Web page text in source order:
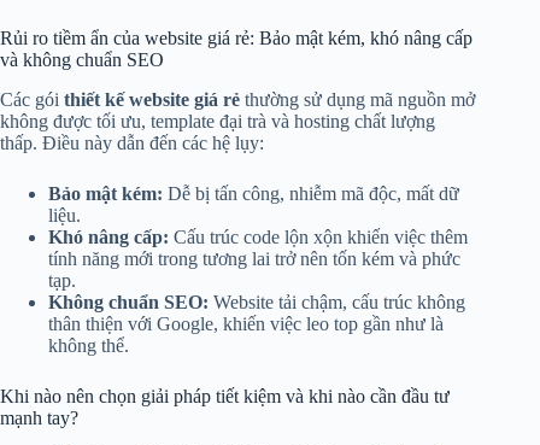
Rủi ro tiềm ẩn của website giá rẻ: Bảo mật kém, khó nâng cấp
và không chuẩn SEO
Các gói thiết kế website giá rẻ thường sử dụng mã nguồn mở
không được tối ưu, template đại trà và hosting chất lượng
thấp. Điều này dẫn đến các hệ lụy:
Bảo mật kém: Dễ bị tấn công, nhiễm mã độc, mất dữ
liệu.
Khó nâng cấp: Cấu trúc code lộn xộn khiến việc thêm
tính năng mới trong tương lai trở nên tốn kém và phức
tạp.
Không chuẩn SEO: Website tải chậm, cấu trúc không
thân thiện với Google, khiến việc leo top gần như là
không thể.
Khi nào nên chọn giải pháp tiết kiệm và khi nào cần đầu tư
mạnh tay?